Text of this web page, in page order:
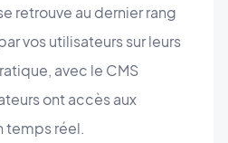
retrouve au dernier rang
vos utilisateurs sur leurs
avec le CMS
ont accès aux
temps réel.